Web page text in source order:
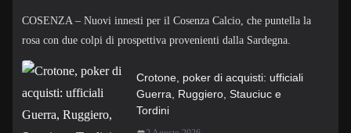
COSENZA – Nuovi innesti per il Cosenza Calcio, che puntella la
rosa con due colpi di prospettiva provenienti dalla Sardegna.
Crotone, poker di acquisti: ufficiali
Guerra, Ruggiero, Stauciuc e
Tordini